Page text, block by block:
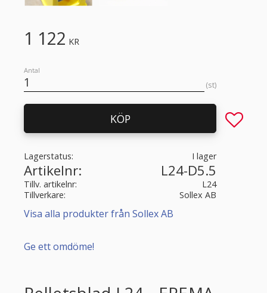
1 122 KR
Antal
st
KÖP Lägg till
Lagerstatus I lager
Artikelnr L24-D5.5
Tillv. artikelnr
L24
Tillverkare
Sollex AB
Visa alla produkter från Sollex AB
Ge ett omdöme!